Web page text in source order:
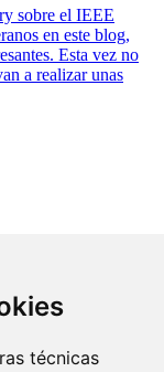
técnicas
sobre el IEEE
en este blog,
Esta vez no
a realizar unas